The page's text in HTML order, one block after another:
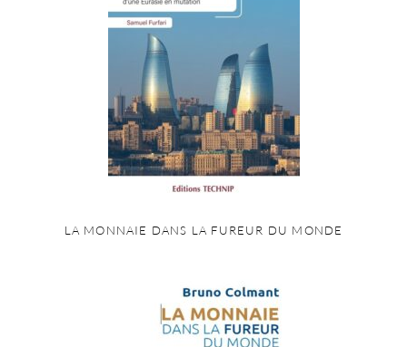
LA MONNAIE DANS LA FUREUR DU MONDE